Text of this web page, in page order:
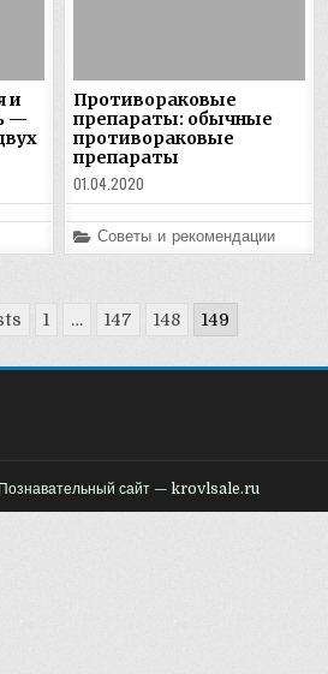
и
—
Противораковые
препараты: обычные
противораковые
препараты
01.04.2020
Posted
in
Советы и рекомендации
1 … 147 148 149
сайт — krovlsale.ru